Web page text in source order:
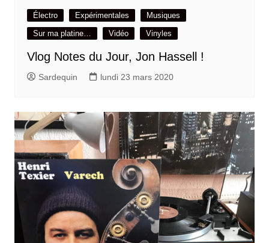
Électro Expérimentales
Musiques
Sur ma platine…
Vidéo Vinyles
Vlog Notes du Jour, Jon Hassell !
Sardequin lundi 23 mars 2020